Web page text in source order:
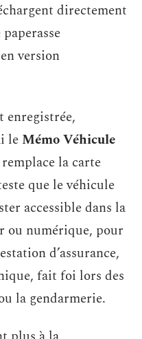
directement
version
enregistrée,
le Mémo Véhicule
la carte
que le véhicule
accessible dans la
ou numérique, pour
d’assurance,
fait foi lors des
la gendarmerie.